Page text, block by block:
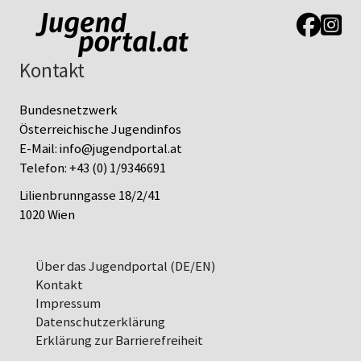
Link zur
Link
Kontakt
Bundesnetzwerk
Österreichische Jugendinfos
E-Mail:info@jugendportal.at
Telefon:+43 (0) 1/9346691
Lilienbrunngasse 18/2/41
1020 Wien
Über das Jugendportal (DE/EN)
Kontakt
Impressum
Datenschutz­erklärung
Erklärung zur Barrierefreiheit